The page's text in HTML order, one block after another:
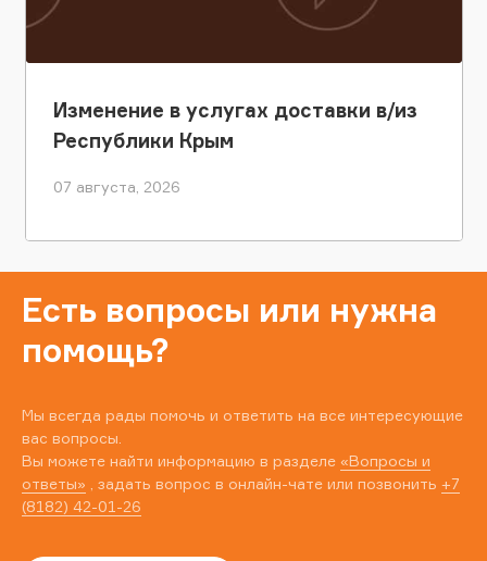
Изменение в услугах доставки в/из
Республики Крым
07 августа, 2026
Есть вопросы или нужна
помощь?
Мы всегда рады помочь и ответить на все интересующие
вас вопросы.
Вы можете найти информацию в разделе «Вопросы и
ответы» , задать вопрос в онлайн-чате или позвонить +7
(8182) 42-01-26